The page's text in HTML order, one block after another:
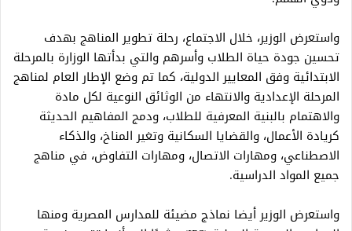
واستعرض الوزير، خلال الاجتماع، رحلة تطوير المناهج بهدف
تحسين جودة حياة الطلاب وأسرهم والتي بدأتها الوزارة بالمرحلة
الابتدائية وفق المعايير الدولية، كما تم وضع الإطار العام لمناهج
المرحلة الإعدادية والانتهاء من الوثائق النوعية لكل مادة
والاهتمام بالبنية المعرفية للطلاب، ودمج المفاهيم الحديثة
كريادة الأعمال، والقضايا السكانية وتغير المناخ، والذكاء
الاصطناعي، ومهارات الاتصال، ومهارات التفاوض، في مناهج
جميع المواد الدراسية.
واستعرض الوزير أيضا نماذج مضيئة للمدارس المصرية ومنها